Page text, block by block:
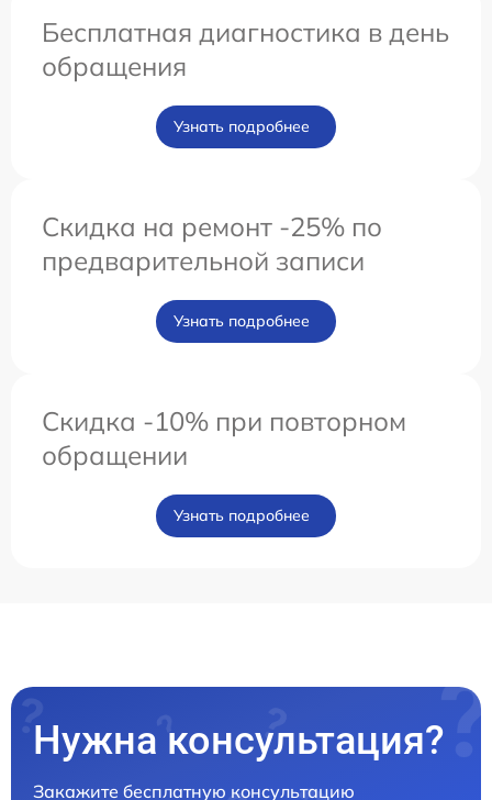
Бесплатная диагностика в день
обращения
Узнать подробнее
Скидка на ремонт -25% по
предварительной записи
Узнать подробнее
Скидка -10% при повторном
обращении
Узнать подробнее
Нужна консультация?
Закажите бесплатную консультацию